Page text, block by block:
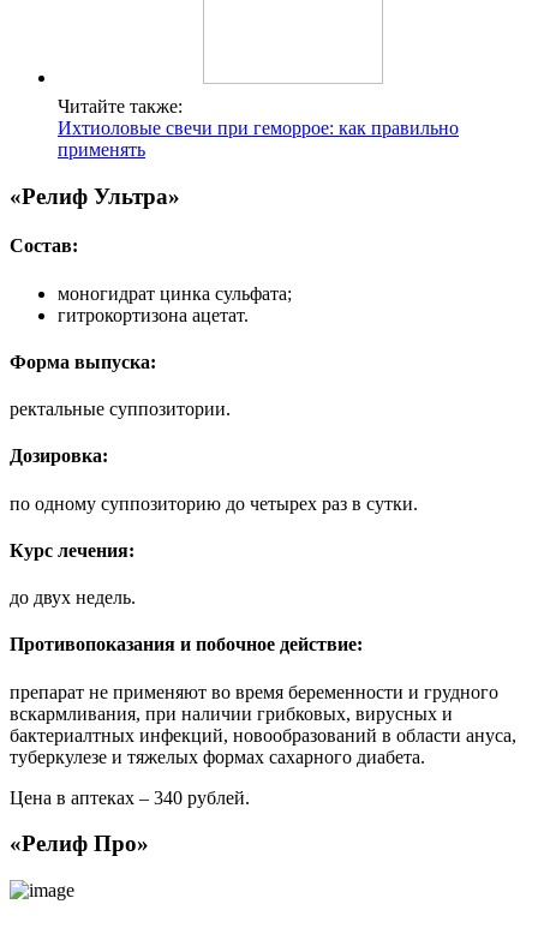
Читайте также:
Ихтиоловые свечи при геморрое: как правильно
применять
«Релиф Ультра»
Состав:
моногидрат цинка сульфата;
гитрокортизона ацетат.
Форма выпуска:
ректальные суппозитории.
Дозировка:
по одному суппозиторию до четырех раз в сутки.
Курс лечения:
до двух недель.
Противопоказания и побочное действие:
препарат не применяют во время беременности и грудного
вскармливания, при наличии грибковых, вирусных и
бактериалтных инфекций, новообразований в области ануса,
туберкулезе и тяжелых формах сахарного диабета.
Цена в аптеках – 340 рублей.
«Релиф Про»